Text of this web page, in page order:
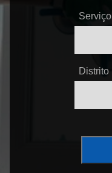
Serviço
Distrito